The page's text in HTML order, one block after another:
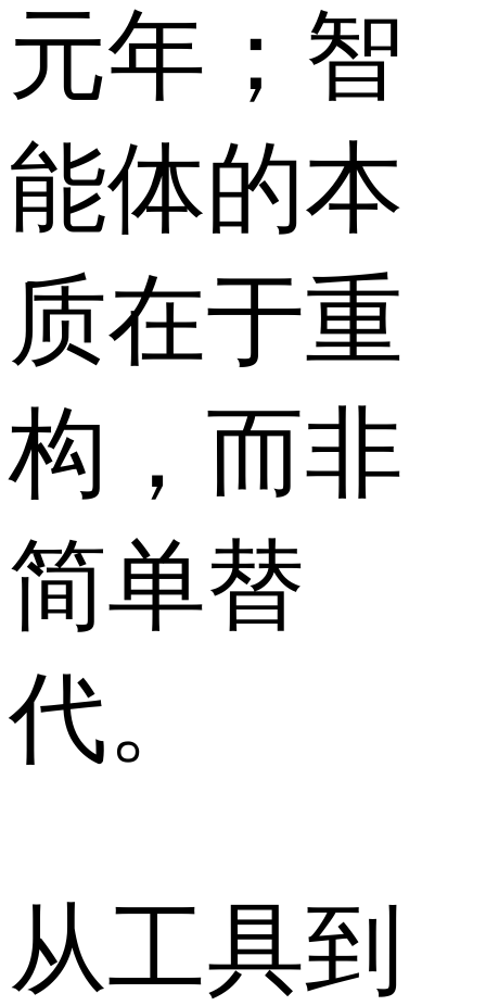
元年；智
能体的本
质在于重
构，而非
简单替
代。
从工具到